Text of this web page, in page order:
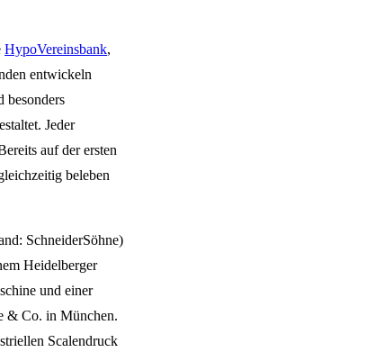
HypoVereinsbank,
entwickeln
besonders
Jeder
auf der ersten
beleben
SchneiderSöhne)
Heidelberger
und einer
& Co. in München.
Scalendruck